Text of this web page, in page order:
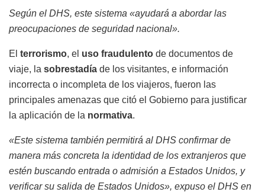
Según el DHS, este sistema «ayudará a abordar las
preocupaciones de seguridad nacional».
El terrorismo, el uso fraudulento de documentos de
viaje, la sobrestadía de los visitantes, e información
incorrecta o incompleta de los viajeros, fueron las
principales amenazas que citó el Gobierno para justificar
la aplicación de la normativa.
«Este sistema también permitirá al DHS confirmar de
manera más concreta la identidad de los extranjeros que
estén buscando entrada o admisión a Estados Unidos, y
verificar su salida de Estados Unidos», expuso el DHS en